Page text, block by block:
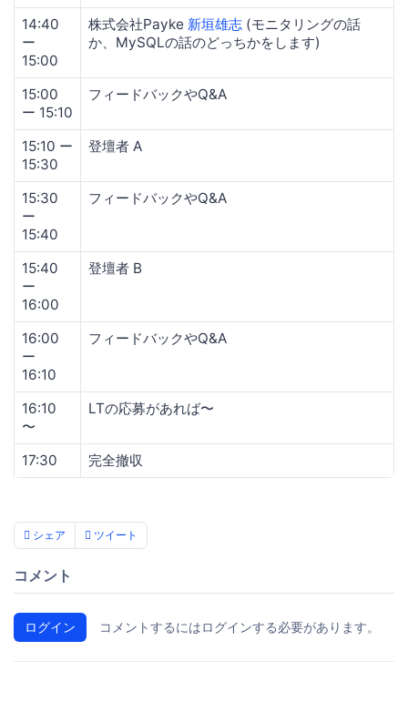
14:40
ー
15:00
株式会社Payke 新垣雄志 (モニタリングの話
か、MySQLの話のどっちかをします)
15:00
ー 15:10
フィードバックやQ&A
15:10 ー
15:30
登壇者 A
15:30
ー
15:40
フィードバックやQ&A
15:40
ー
16:00
登壇者 B
16:00
ー
16:10
フィードバックやQ&A
16:10
〜
LTの応募があれば〜
17:30 完全撤収
シェア ツイート
コメント
ログイン コメントするにはログインする必要があります。